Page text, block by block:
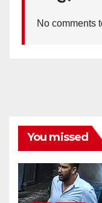
No comments
You missed